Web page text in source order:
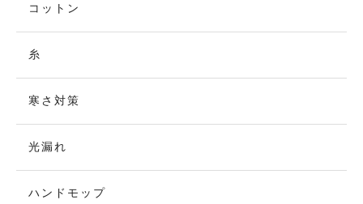
コットン
糸
寒さ対策
光漏れ
ハンドモップ